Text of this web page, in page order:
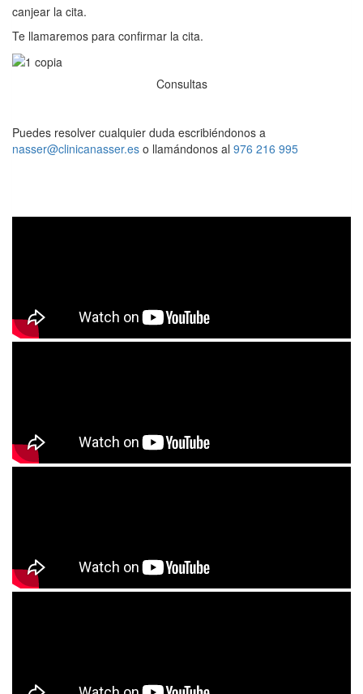
canjear la cita.
Te llamaremos para confirmar la cita.
Consultas
Puedes resolver cualquier duda escribiéndonos a
nasser@clinicanasser.es o llamándonos al 976 216 995